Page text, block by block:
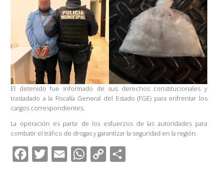
El detenido fue informado de sus derechos constitucionales y
trasladado a la Fiscalía General del Estado (FGE) para enfrentar los
cargos correspondientes.
La operación es parte de los esfuerzos de las autoridades para
combatir el tráfico de drogas y garantizar la seguridad en la región.
F T E W C